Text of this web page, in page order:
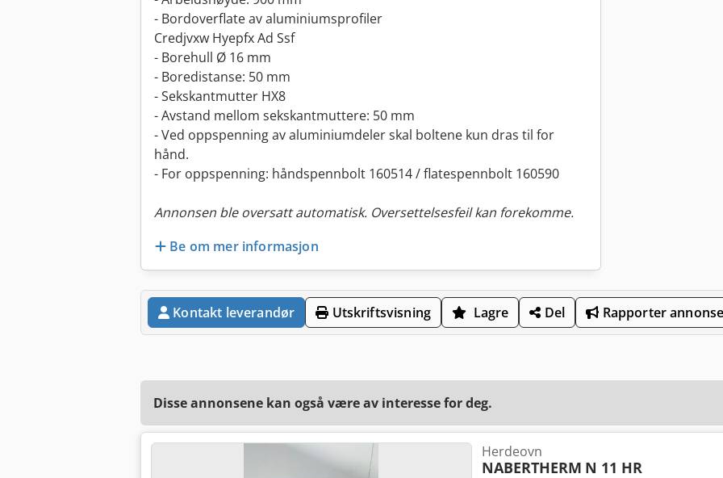
- Bordoverflate av aluminiumsprofiler
Credjvxw Hyepfx Ad Ssf
- Borehull Ø 16 mm
- Boredistanse: 50 mm
- Sekskantmutter HX8
- Avstand mellom sekskantmuttere: 50 mm
- Ved oppspenning av aluminiumdeler skal boltene kun dras til for
hånd.
- For oppspenning: håndspennbolt 160514 / flatespennbolt 160590
Annonsen ble oversatt automatisk. Oversettelsesfeil kan forekomme.
Be om mer informasjon
Kontakt leverandør Utskriftsvisning Lagre Del Rapporter
Disse annonsene kan også være av interesse for deg.
Herdeovn
NABERTHERM N 11 HR